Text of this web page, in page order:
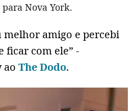
Nova York.
melhor amigo e percebi
ficar com ele” -
ao The Dodo.